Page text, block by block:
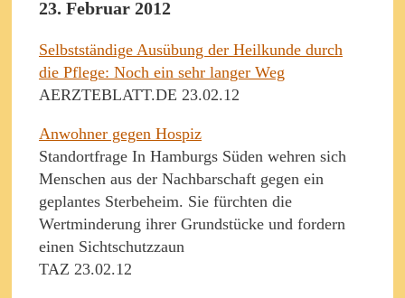
23. Februar 2012
Selbstständige Ausübung der Heilkunde durch
die Pflege: Noch ein sehr langer Weg
AERZTEBLATT.DE 23.02.12
Anwohner gegen Hospiz
Standortfrage In Hamburgs Süden wehren sich
Menschen aus der Nachbarschaft gegen ein
geplantes Sterbeheim. Sie fürchten die
Wertminderung ihrer Grundstücke und fordern
einen Sichtschutzzaun
TAZ 23.02.12